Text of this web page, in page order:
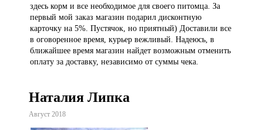
здесь корм и все необходимое для своего питомца. За
первый мой заказ магазин подарил дисконтную
карточку на 5%. Пустячок, но приятный) Доставили все
в оговоренное время, курьер вежливый. Надеюсь, в
ближайшее время магазин найдет возможным отменить
оплату за доставку, независимо от суммы чека.
Наталия Липка
Август 2018